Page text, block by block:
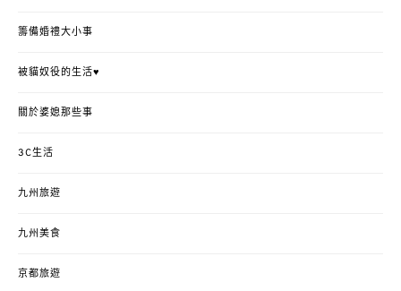
籌備婚禮大小事
被貓奴役的生活♥
關於婆媳那些事
3C生活
九州旅遊
九州美食
京都旅遊